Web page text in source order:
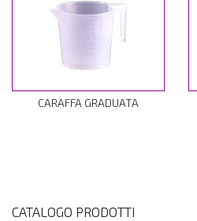
CARAFFA GRADUATA
CATALOGO PRODOTTI